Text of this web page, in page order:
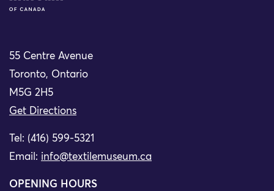
55 Centre Avenue
Toronto, Ontario
M5G 2H5
Get Directions
Tel: (416) 599-5321
Email: info@textilemuseum.ca
OPENING HOURS